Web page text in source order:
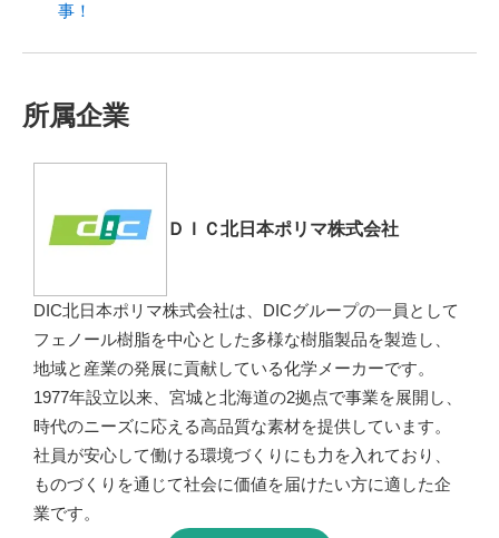
事！
所属企業
ＤＩＣ北日本ポリマ株式会社
DIC北日本ポリマ株式会社は、DICグループの一員として
フェノール樹脂を中心とした多様な樹脂製品を製造し、
地域と産業の発展に貢献している化学メーカーです。
1977年設立以来、宮城と北海道の2拠点で事業を展開し、
時代のニーズに応える高品質な素材を提供しています。
社員が安心して働ける環境づくりにも力を入れており、
ものづくりを通じて社会に価値を届けたい方に適した企
業です。